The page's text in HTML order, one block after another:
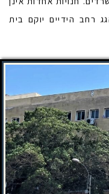
רחב הידיים יוקם בית